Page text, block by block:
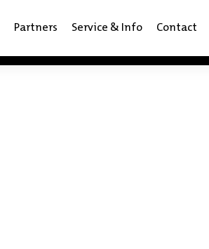
Partners Service & Info Contact